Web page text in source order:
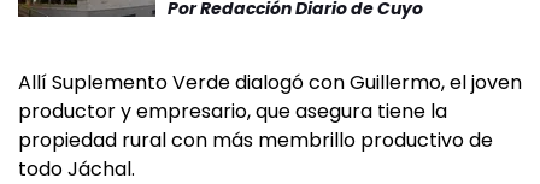
PorRedacción Diario de Cuyo
Allí Suplemento Verde dialogó con Guillermo, el joven
productor y empresario, que asegura tiene la
propiedad rural con más membrillo productivo de
todo Jáchal.